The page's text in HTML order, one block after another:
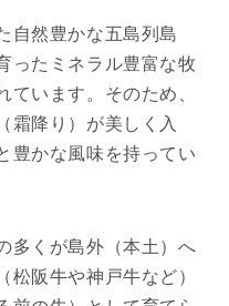
自然豊かな五島列島
ったミネラル豊富な牧
ています。そのため、
霜降り）が美しく入
豊かな風味を持ってい
多くが島外（本土）へ
松阪牛や神戸牛など）